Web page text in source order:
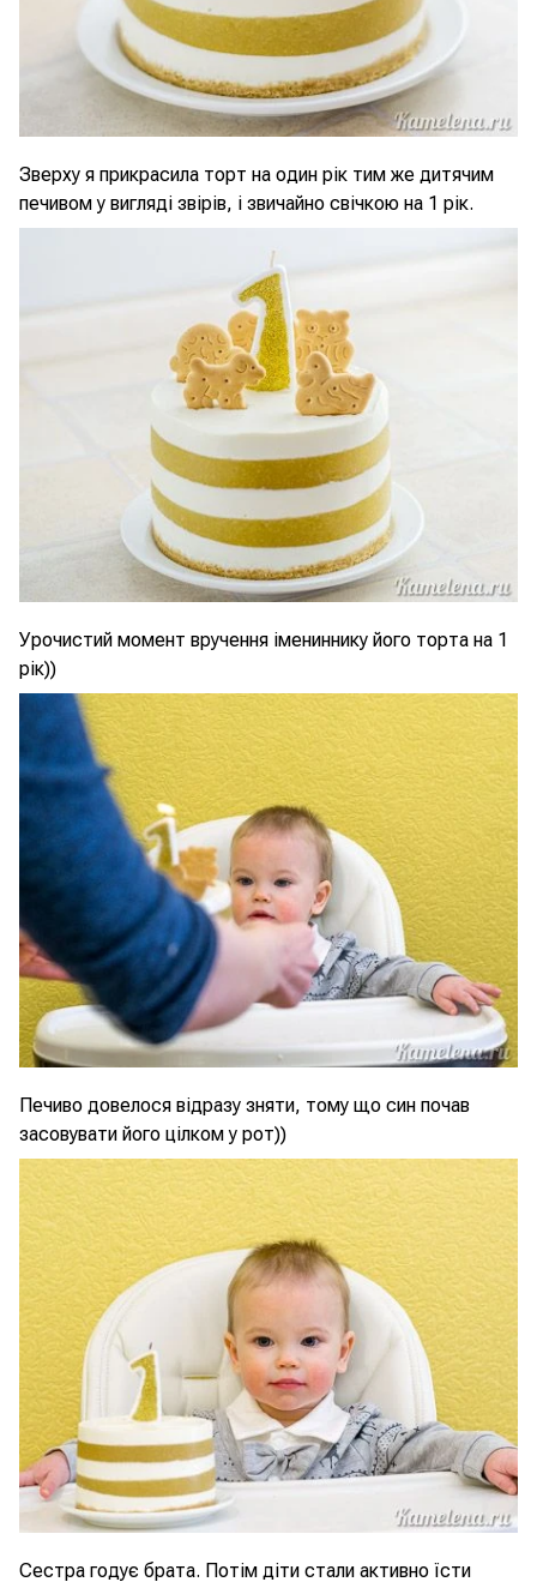
Зверху я прикрасила торт на один рік тим же дитячим
печивом у вигляді звірів, і звичайно свічкою на 1 рік.
Урочистий момент вручення імениннику його торта на 1
рік))
Печиво довелося відразу зняти, тому що син почав
засовувати його цілком у рот))
Сестра годує брата. Потім діти стали активно їсти